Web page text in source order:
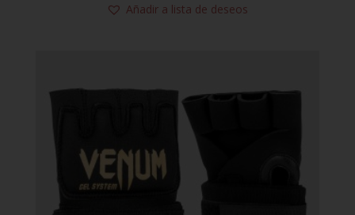
Añadir a lista de deseos